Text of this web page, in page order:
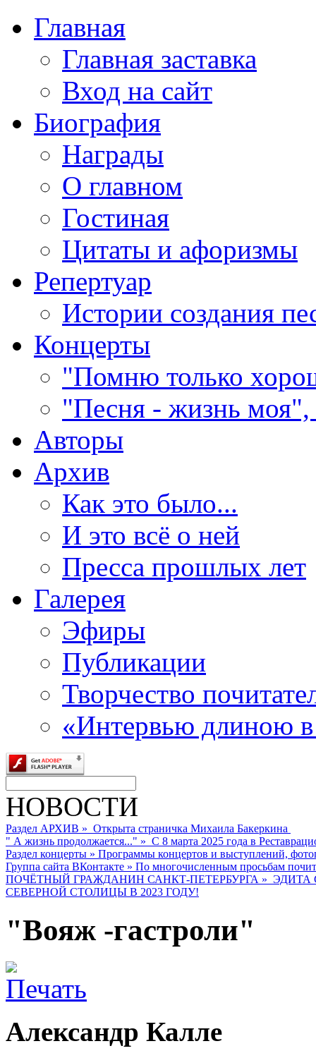
Главная
Главная заставка
Вход на сайт
Биография
Награды
О главном
Гостиная
Цитаты и афоризмы
Репертуар
Истории создания
Концерты
"Помню только
"Песня - жизнь моя",
Авторы
Архив
Как это было...
И это всё о ней
Пресса прошлых лет
Галерея
Эфиры
Публикации
Творчество
«Интервью длиною
НОВОСТИ
Раздел АРХИВ » Открыта страничка Михаила Бакеркина
" А жизнь продолжается..." » С 8 марта 2025 года в
Раздел концерты » Программы концертов и выступлений,
Группа сайта ВКонтакте » По многочисленным просьбам
ПОЧЁТНЫЙ ГРАЖДАНИН САНКТ-ПЕТЕРБУРГА » ЭДИТА
СЕВЕРНОЙ СТОЛИЦЫ В 2023 ГОДУ!
"Вояж -гастроли"
Александр Калле